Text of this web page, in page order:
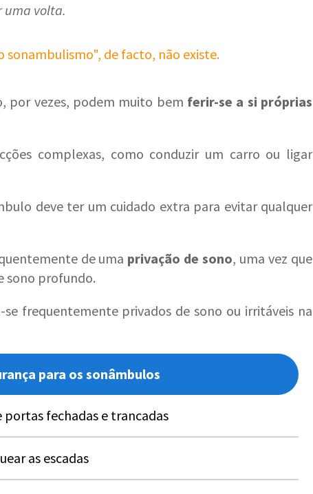
uma volta.
sonambulismo", de facto, não existe.
por vezes, podem muito bem ferir-se a si próprias
complexas, como conduzir um carro ou ligar
deve ter um cuidado extra para evitar qualquer
de uma privação de sono, uma vez que
sono profundo.
frequentemente privados de sono ou irritáveis na
para os sonâmbulos
portas fechadas e trancadas
as escadas